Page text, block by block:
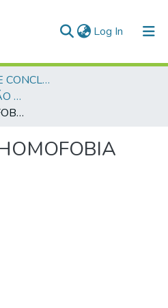
Log In (current)
TRABALHOS DE CONCLUSÃO DE CURSO - CFP (CURSO DE FORMAÇÃO DE PRAÇAS)
CURSO DE FORMAÇÃO DE PRAÇAS - CFP - 2018
POLÍCIA SEM HOMOFOBIA